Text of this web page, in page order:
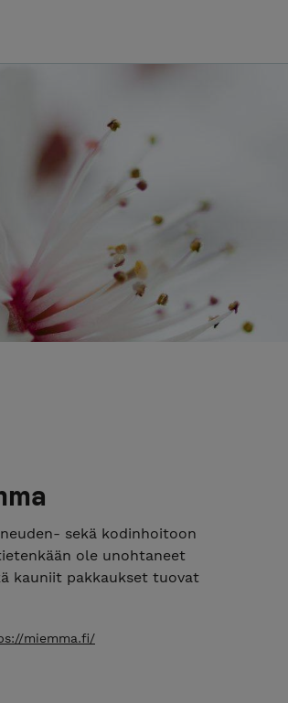
sekä kodinhoitoon
ole unohtaneet
kauniit pakkaukset tuovat
miemma.fi/